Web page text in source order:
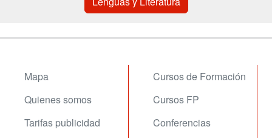
Mapa
Quienes somos
Tarifas publicidad
Cursos de Formación
Cursos FP
Conferencias